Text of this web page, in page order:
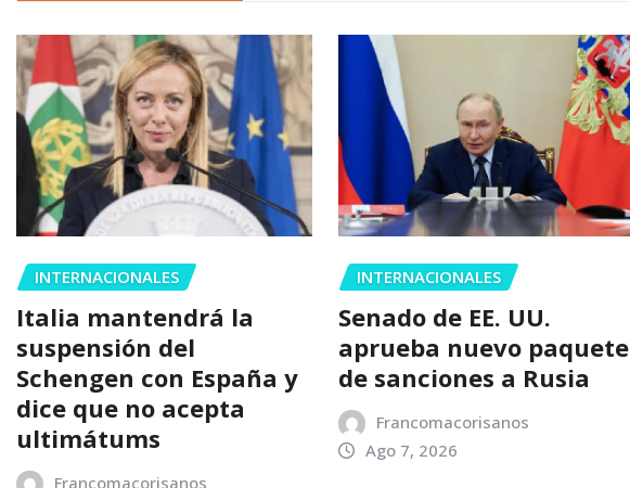
INTERNACIONALES
Italia mantendrá la
suspensión del
Schengen con España y
dice que no acepta
ultimátums
Francomacorisanos
INTERNACIONALES
Senado de EE. UU.
aprueba nuevo paquete
de sanciones a Rusia
Francomacorisanos
Ago 7, 2026